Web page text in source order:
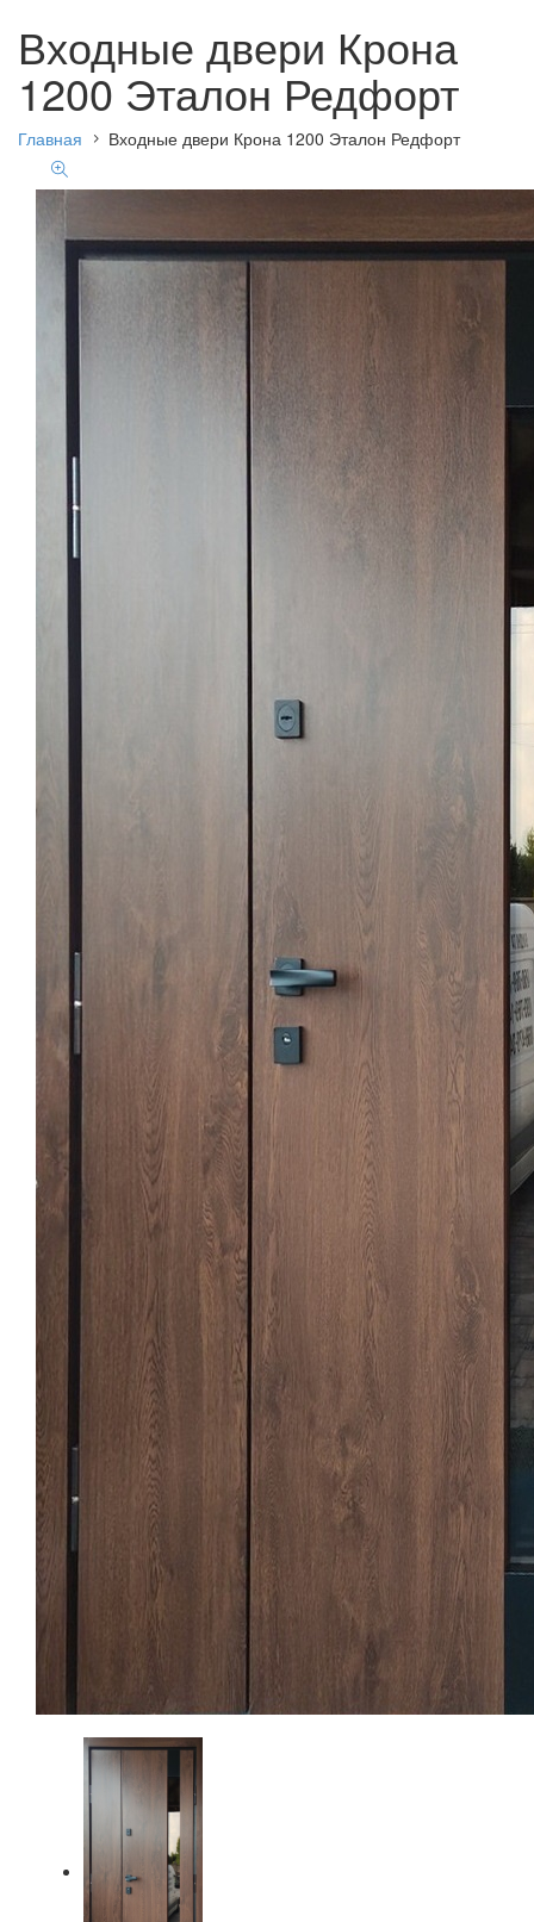
Входные двери Крона
1200 Эталон Редфорт
Главная Входные двери Крона 1200 Эталон Редфорт